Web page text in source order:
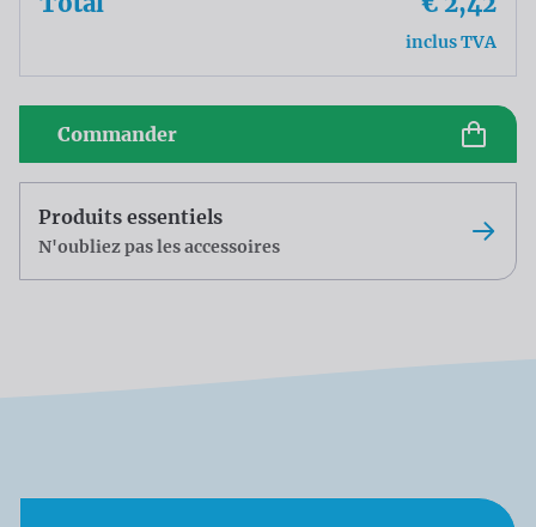
inclus TVA
Commander
Produits essentiels
N'oubliez pas les accessoires